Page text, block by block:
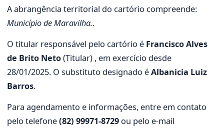
A abrangência territorial do cartório compreende:
Município de Maravilha..
O titular responsável pelo cartório é Francisco Alves
de Brito Neto(Titular) , em exercício desde
28/01/2025. O substituto designado éAlbanicia Luiz
Barros.
Para agendamento e informações, entre em contato
pelo telefone(82) 99971-8729 ou pelo e-mail